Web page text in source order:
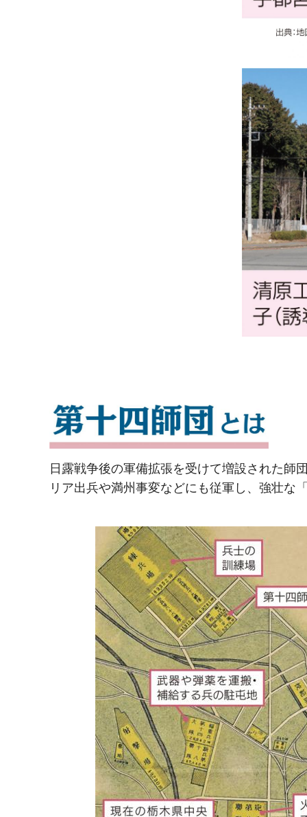
日露戦争後の軍備拡張を受けて増設された師
リア出兵や満州事変などにも従軍し、強壮な